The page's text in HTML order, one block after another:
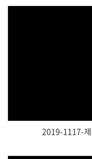
2019-1117-